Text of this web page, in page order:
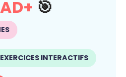
🎯
EXERCICES INTERACTIFS